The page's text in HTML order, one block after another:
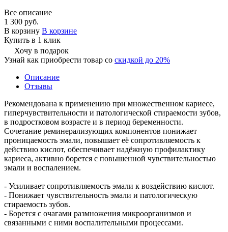
Все описание
1 300 руб.
В корзину В корзине
Купить в 1 клик
Хочу в подарок
Узнай как приобрести товар со скидкой до 20%
Описание
Отзывы
Рекомендована к применению при множественном кариесе,
гиперчувствительности и патологической стираемости зубов,
в подростковом возрасте и в период беременности.
Сочетание реминерализующих компонентов понижает
проницаемость эмали, повышает её сопротивляемость к
действию кислот, обеспечивает надёжную профилактику
кариеса, активно борется с повышенной чувствительностью
эмали и воспалением.
- Усиливает сопротивляемость эмали к воздействию кислот.
- Понижает чувствительность эмали и патологическую
стираемость зубов.
- Борется с очагами размножения микроорганизмов и
связанными с ними воспалительными процессами.